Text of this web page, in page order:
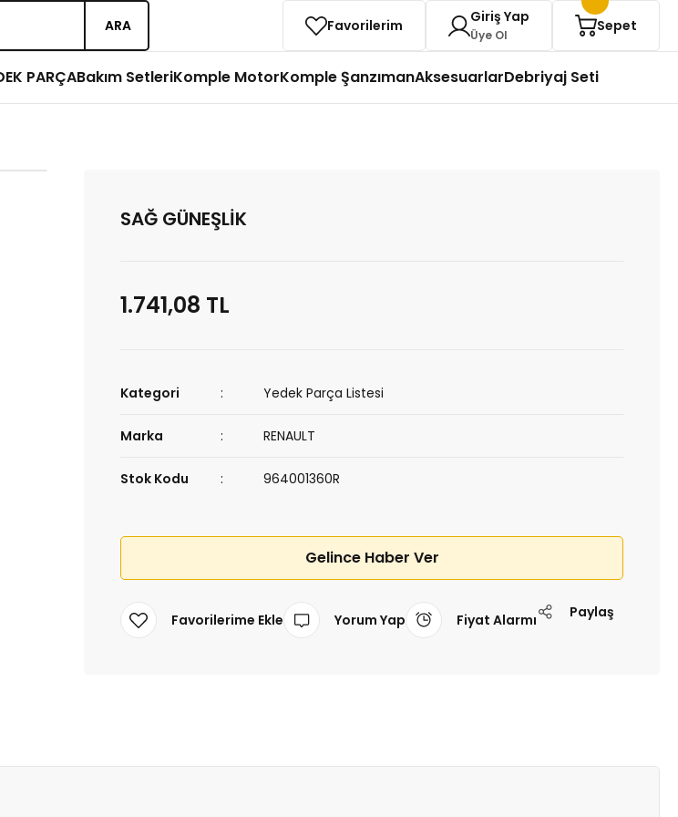
ARA Favorilerim Giriş Yap
Üye Ol
Sepet
PARÇABakım SetleriKomple MotorKomple ŞanzımanAksesuarlarDebriyaj Seti
SAĞ GÜNEŞLİK
1.741,08 TL
Kategori Yedek Parça Listesi
Marka RENAULT
Stok Kodu 964001360R
Gelince Haber Ver
Yorum Yap Fiyat Alarmı Paylaş